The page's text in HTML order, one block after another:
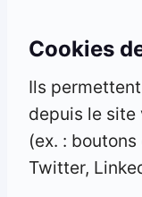
Cookies
Ils
depuis le site
(ex. :
Twitter,